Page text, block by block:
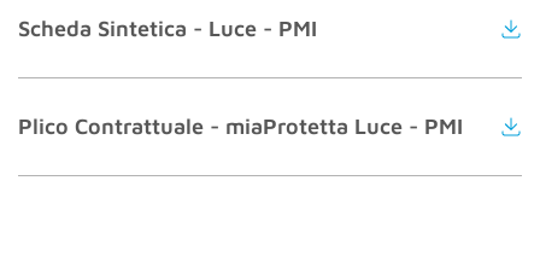
Scheda Sintetica - Luce - PMI
Plico Contrattuale - miaProtetta Luce - PMI